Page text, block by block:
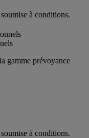
à conditions.
gamme prévoyance
à conditions.